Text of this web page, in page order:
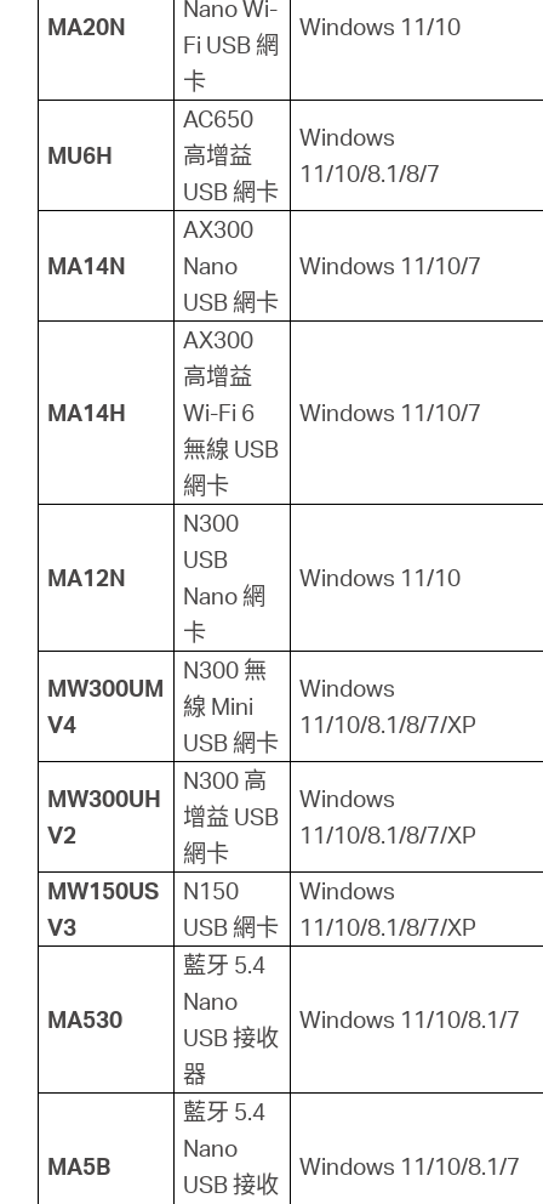
MA20N
Nano Wi-
Fi USB 網
卡
Windows 11/10
MU6H
AC650
高增益
USB 網卡
Windows
11/10/8.1/8/7
MA14N
AX300
Nano
USB 網卡
Windows 11/10/7
MA14H
AX300
高增益
Wi-Fi 6
無線 USB
網卡
Windows 11/10/7
MA12N
N300
USB
Nano 網
卡
Windows 11/10
MW300UM
V4
N300 無
線 Mini
USB 網卡
Windows
11/10/8.1/8/7/XP
MW300UH
V2
N300 高
增益 USB
網卡
Windows
11/10/8.1/8/7/XP
MW150US
V3
N150
USB 網卡
Windows
11/10/8.1/8/7/XP
MA530
藍牙 5.4
Nano
USB 接收
器
Windows 11/10/8.1/7
MA5B
藍牙 5.4
Nano
USB 接收
Windows 11/10/8.1/7